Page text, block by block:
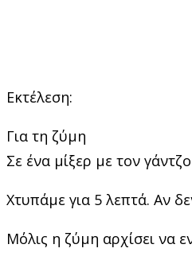
Εκτέλεση:
Για τη ζύμη
Σε ένα μίξερ με τον
Χτυπάμε για 5 λεπτά. Αν
Μόλις η ζύμη αρχίσει να